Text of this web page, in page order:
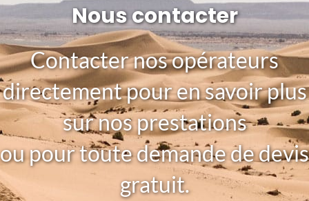
Nous contacter
Contacter nos opérateurs
directement pour en savoir plus
sur nos prestations
ou pour toute demande de devis
gratuit.